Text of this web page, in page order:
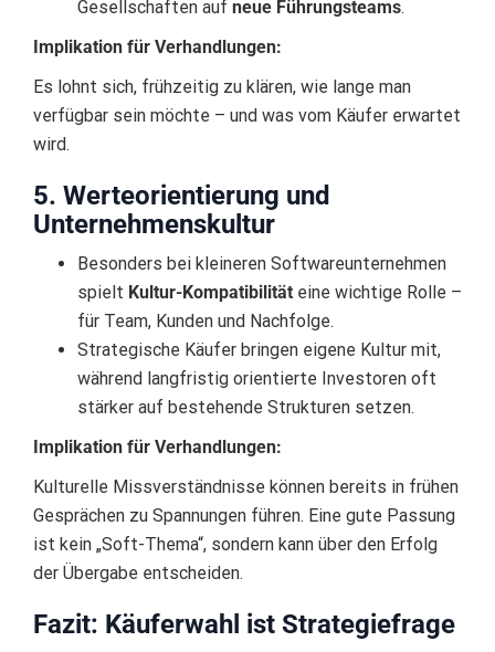
Gesellschaften auf neue Führungsteams.
Implikation für Verhandlungen:
Es lohnt sich, frühzeitig zu klären, wie lange man
verfügbar sein möchte – und was vom Käufer erwartet
wird.
5. Werteorientierung und
Unternehmenskultur
Besonders bei kleineren Softwareunternehmen
spielt Kultur-Kompatibilität eine wichtige Rolle –
für Team, Kunden und Nachfolge.
Strategische Käufer bringen eigene Kultur mit,
während langfristig orientierte Investoren oft
stärker auf bestehende Strukturen setzen.
Implikation für Verhandlungen:
Kulturelle Missverständnisse können bereits in frühen
Gesprächen zu Spannungen führen. Eine gute Passung
ist kein „Soft-Thema“, sondern kann über den Erfolg
der Übergabe entscheiden.
Fazit: Käuferwahl ist Strategiefrage